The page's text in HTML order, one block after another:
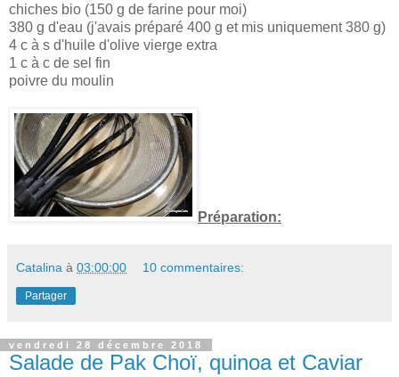
chiches bio (150 g de farine pour moi)
380 g d'eau (j'avais préparé 400 g et mis uniquement 380 g)
4 c à s d'huile d'olive vierge extra
1 c à c de sel fin
poivre du moulin
Préparation:
Catalina à 03:00:00 10 commentaires:
Partager
vendredi 28 décembre 2018
Salade de Pak Choï, quinoa et Caviar